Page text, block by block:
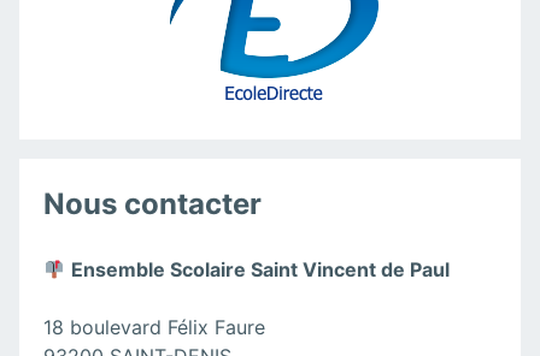
Nous contacter
Ensemble Scolaire Saint Vincent de Paul
18 boulevard Félix Faure